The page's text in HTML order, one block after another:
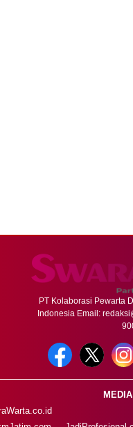
PT Kolaborasi Pewarta
Indonesia Email: